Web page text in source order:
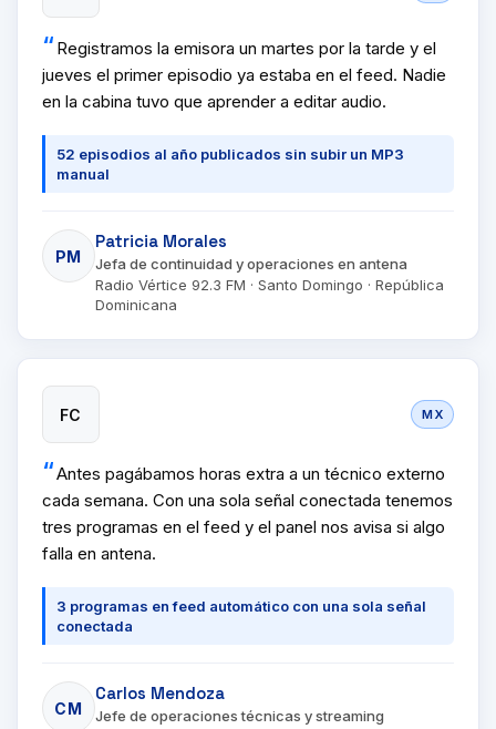
Registramos la emisora un martes por la tarde y el
jueves el primer episodio ya estaba en el feed. Nadie
en la cabina tuvo que aprender a editar audio.
52 episodios al año publicados sin subir un MP3
manual
PM
Patricia Morales
Jefa de continuidad y operaciones en antena
Radio Vértice 92.3 FM · Santo Domingo · República
Dominicana
FC MX
Antes pagábamos horas extra a un técnico externo
cada semana. Con una sola señal conectada tenemos
tres programas en el feed y el panel nos avisa si algo
falla en antena.
3 programas en feed automático con una sola señal
conectada
CM
Carlos Mendoza
Jefe de operaciones técnicas y streaming